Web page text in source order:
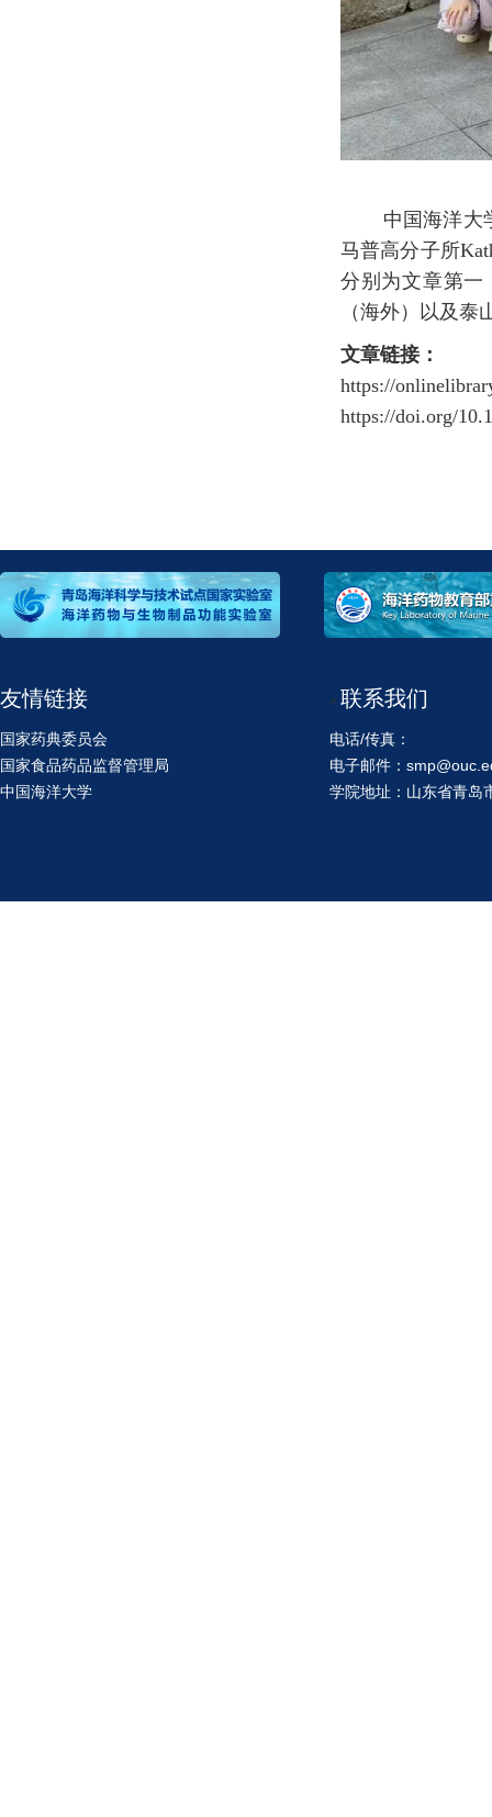
中国海洋大
马普高分子所
分别 为文章第一
（海外）以及泰
文章链接：
https://
https://doi.org/
友情链接
国家药典委员会
国家食品药品监督管理局
中国海洋大学
> 联系我们
电话/传真：
电子邮件：
学院地址：山东省青岛